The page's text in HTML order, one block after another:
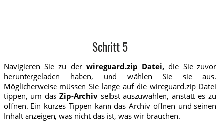
Schritt 5
Navigieren Sie zu der wireguard.zip Datei,die Sie zuvor
heruntergeladen haben, und wählen Sie sie aus.
Möglicherweise müssen Sie lange auf die wireguard.zip Datei
tippen, um das Zip-Archivselbst auszuwählen, anstatt es zu
öffnen. Ein kurzes Tippen kann das Archiv öffnen und seinen
Inhalt anzeigen, was nicht das ist, was wir brauchen.